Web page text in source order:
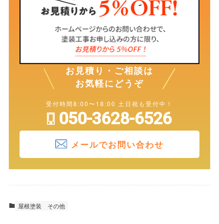
お見積り・ご相談は
お気軽にどうぞ
受付時間8:00〜18:00 土日祝も受付中！
050-3628-6526
メールでお問い合わせ
屋根塗装 その他